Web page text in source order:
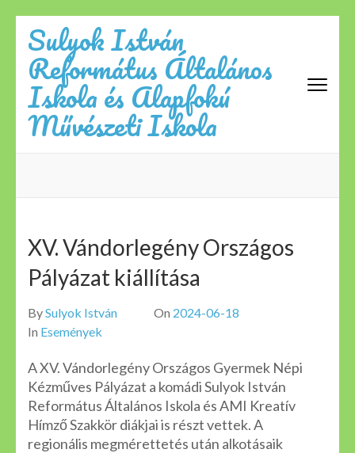
content
(Press
Enter)
Sulyok István
Református Általános
Iskola és Alapfokú
Művészeti Iskola
XV. Vándorlegény Országos
Pályázat kiállítása
BySulyok István On 2024-06-18
In Események
A XV. Vándorlegény Országos Gyermek Népi
Kézműves Pályázat a komádi Sulyok István
Református Általános Iskola és AMI Kreatív
Hímző Szakkör diákjai is részt vettek. A
regionális megmérettetés után alkotásaik